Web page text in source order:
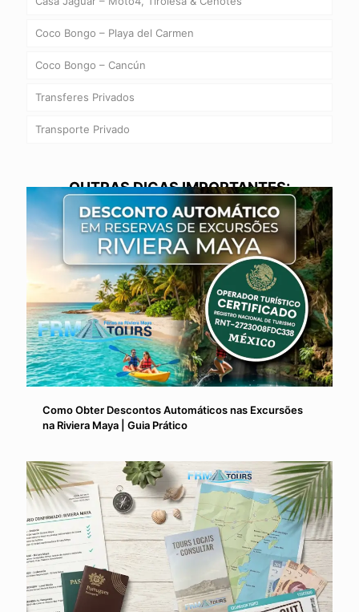
Coco Bongo – Playa del Carmen
Coco Bongo – Cancún
Transferes Privados
Transporte Privado
OUTRAS DICAS IMPORTANTES:
Como Obter Descontos Automáticos nas Excursões
na Riviera Maya | Guia Prático